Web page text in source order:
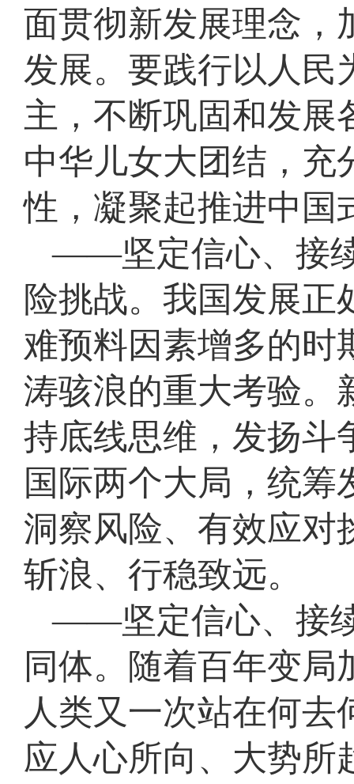
面贯彻新发展理念，
发展。要践行以人民
主，不断巩固和发展
中华儿女大团结，充
性，凝聚起推进中国
——坚定信心、接
险挑战。我国发展正
难预料因素增多的时
涛骇浪的重大考验。
持底线思维，发扬斗
国际两个大局，统
洞察风险、有效应对
斩浪、行稳致远。
——坚定信心、接
同体。随着百年变
人类又一次站在何
应人心所向、大势所